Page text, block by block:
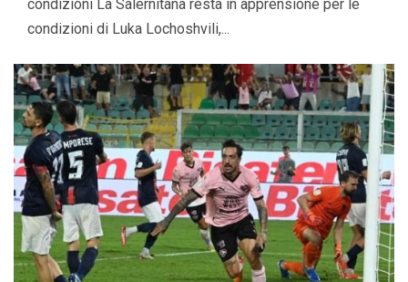
condizioni La Salernitana resta in apprensione per le
condizioni di Luka Lochoshvili,...